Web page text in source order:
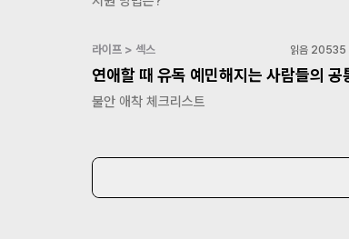
라이프 > 섹스 읽음 20535
연애할 때 유독 예민해지는 사람들의 공
불안 애착 체크리스트